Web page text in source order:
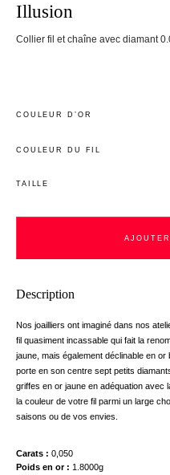
Illusion
Collier fil et chaîne avec diamant
COULEUR D’OR
COULEUR DU FIL
TAILLE
Description
Nos joailliers ont imaginé dans nos
fil quasiment incassable qui fait la
jaune, mais également déclinable en
porte en son centre sept petits
griffes en or jaune en adéquation avec
la couleur de votre fil parmi un large
saisons ou de vos envies.
Carats
0,050
Poids en or
1.8000g